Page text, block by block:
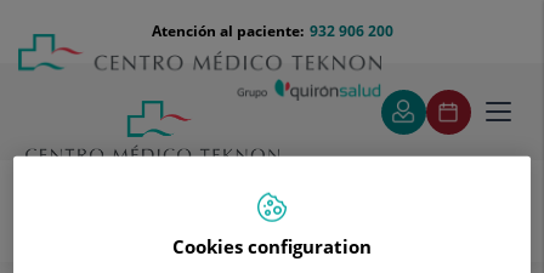
contenido
Menú
teléfono
cabecera
932 906 200
Atención al paciente:
Pruebas diagnósticas
Cookies configuration